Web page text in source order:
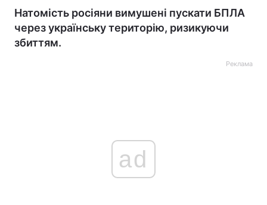
Натомість росіяни вимушені пускати БПЛА
через українську територію, ризикуючи
збиттям.
Реклама
ad